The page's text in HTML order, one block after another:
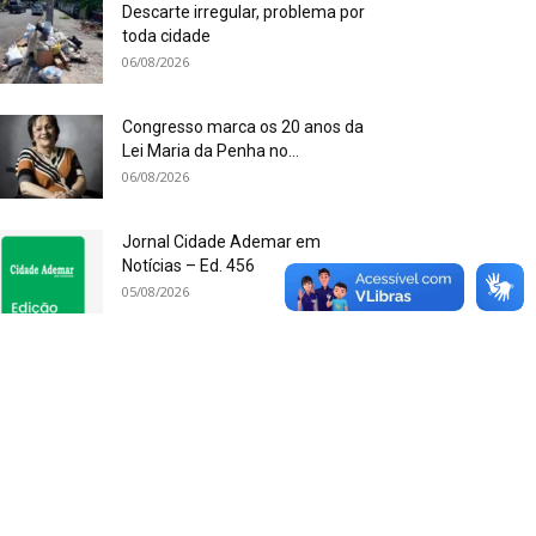
Descarte irregular, problema por
toda cidade
06/08/2026
Congresso marca os 20 anos da
Lei Maria da Penha no...
06/08/2026
Jornal Cidade Ademar em
Notícias – Ed. 456
05/08/2026